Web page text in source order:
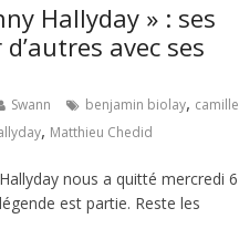
Hallyday » : ses
avec ses
Swann benjamin biolay, camille
, Matthieu Chedid
nous a quitté mercredi 6
est partie. Reste les